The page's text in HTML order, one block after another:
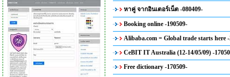
หาคู่ จากอินเตอร์เน็ต -080409-
Booking online -190509-
Alibaba.com = Global trade starts here -
CeBIT IT Australia (12-14/05/09) -
Free dictionary -170509-